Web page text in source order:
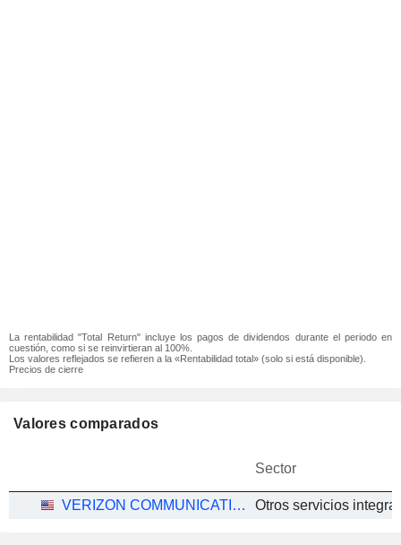
La rentabilidad "Total Return" incluye los pagos de dividendos durante el periodo en
cuestión, como si se reinvirtieran al 100%.
Los valores reflejados se refieren a la «Rentabilidad total» (solo si está disponible).
Precios de cierre
Valores comparados
Sector
VERIZON COMMUNICATIONS, INC.